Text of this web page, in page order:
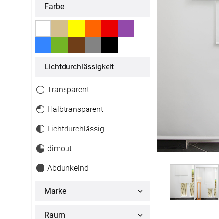
Zubehör
Massanfertigung
Fertiggrössen
Raffrollo
Massanfertigung
Fertiggrössen
Zubehör
Alle Flächenvorhänge
Massanfertigung
Fertiggrössen
Zubehör
Alle
Insektenschutz
Farbe
Licht­durchlässigkeit
Transparent
Halbtransparent
Lichtdurchlässig
dimout
Abdunkelnd
Marke
Raum